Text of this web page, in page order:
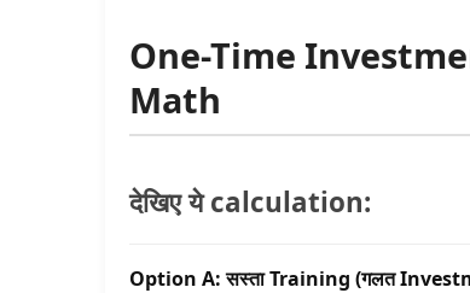
One-Time
Math
देखिए ये calculation:
Option A: सस्ता Training (गलत